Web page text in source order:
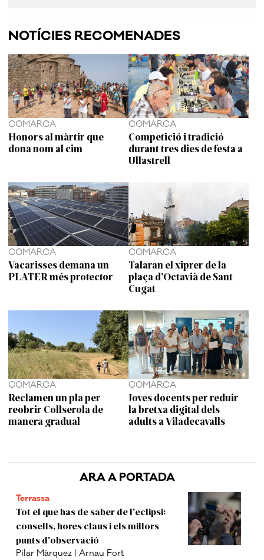
ARA A PORTADA
Terrassa
Tot el que has de saber de l'eclipsi:
consells, hores claus i els millors
punts d'observació
Pilar Màrquez | Arnau Fort
NOTÍCIES RECOMENADES
COMARCA
Honors al màrtir que
dona nom al cim
COMARCA
Competició i tradició
durant tres dies de festa a
Ullastrell
COMARCA
Vacarisses demana un
PLATER més protector
COMARCA
Talaran el xiprer de la
plaça d’Octavià de Sant
Cugat
COMARCA
Reclamen un pla per
reobrir Collserola de
manera gradual
COMARCA
Joves docents per reduir
la bretxa digital dels
adults a Viladecavalls